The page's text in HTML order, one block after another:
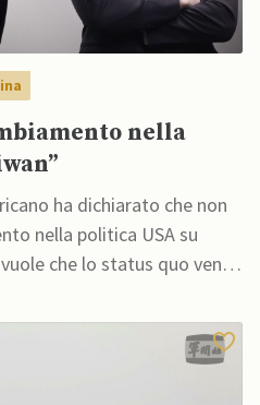
nella
ha dichiarato che non
nella politica USA su
che lo status quo venga